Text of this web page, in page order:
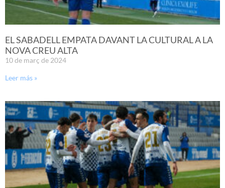
EL SABADELL EMPATA DAVANT LA CULTURAL A LA
NOVA CREU ALTA
10 de març de 2024
Leer más »